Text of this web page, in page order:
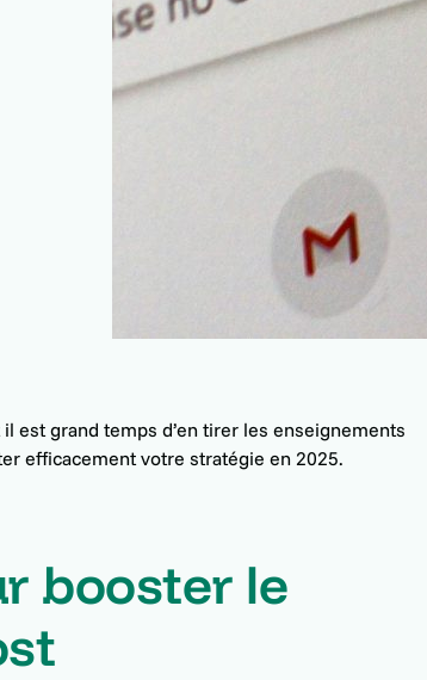
est grand temps d’en tirer les enseignements
efficacement votre stratégie en 2025.
booster le